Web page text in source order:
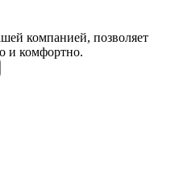
компанией, позволяет
и комфортно.